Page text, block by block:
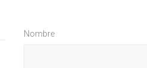
Nombre